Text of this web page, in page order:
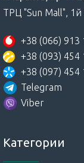
ТРЦ "Sun Mall", 1й
+38 (066) 913
+38 (093) 454
+38 (097) 454
Telegram
Viber
Категории